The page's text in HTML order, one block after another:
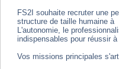
FS2I souhaite recruter une
structure de taille humaine
L'autonomie, le
indispensables pour réussir
Vos missions principales